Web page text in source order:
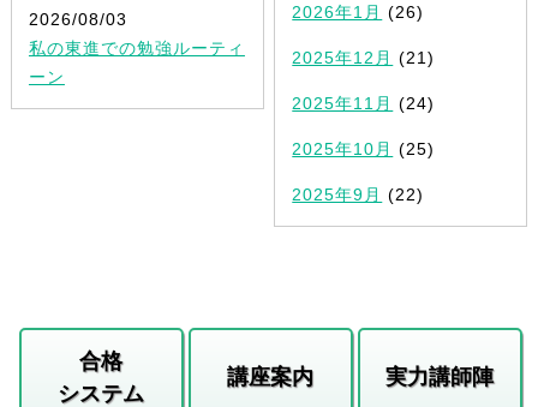
2026/08/03
私の東進での勉強ルーティ
ーン
2026年1月 (26)
2025年12月 (21)
2025年11月 (24)
2025年10月 (25)
2025年9月 (22)
合格
システム
講座案内 実力講師陣